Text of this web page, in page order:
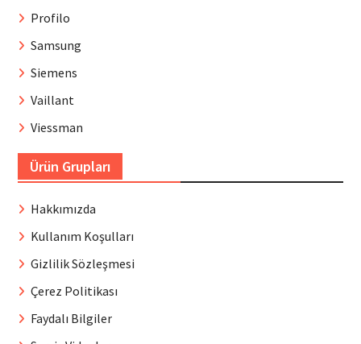
Profilo
Samsung
Siemens
Vaillant
Viessman
Ürün Grupları
Hakkımızda
Kullanım Koşulları
Gizlilik Sözleşmesi
Çerez Politikası
Faydalı Bilgiler